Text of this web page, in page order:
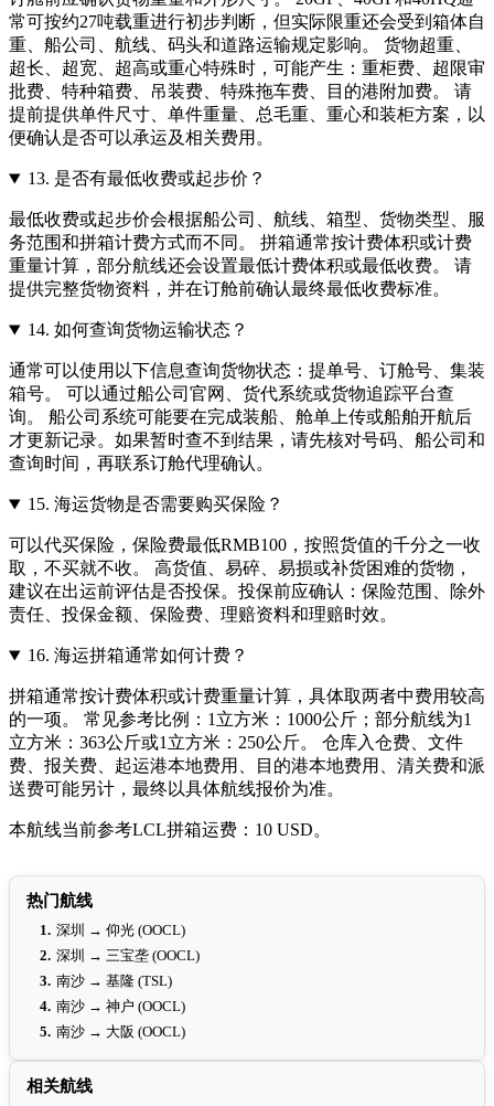
常可按约27吨载重进行初步判断，但实际限重还会受到箱体自
重、船公司、航线、码头和道路运输规定影响。 货物超重、
超长、超宽、超高或重心特殊时，可能产生：重柜费、超限审
批费、特种箱费、吊装费、特殊拖车费、目的港附加费。 请
提前提供单件尺寸、单件重量、总毛重、重心和装柜方案，以
便确认是否可以承运及相关费用。
13. 是否有最低收费或起步价？
最低收费或起步价会根据船公司、航线、箱型、货物类型、服
务范围和拼箱计费方式而不同。 拼箱通常按计费体积或计费
重量计算，部分航线还会设置最低计费体积或最低收费。 请
提供完整货物资料，并在订舱前确认最终最低收费标准。
14. 如何查询货物运输状态？
通常可以使用以下信息查询货物状态：提单号、订舱号、集装
箱号。 可以通过船公司官网、货代系统或货物追踪平台查
询。 船公司系统可能要在完成装船、舱单上传或船舶开航后
才更新记录。如果暂时查不到结果，请先核对号码、船公司和
查询时间，再联系订舱代理确认。
15. 海运货物是否需要购买保险？
可以代买保险，保险费最低RMB100，按照货值的千分之一收
取，不买就不收。 高货值、易碎、易损或补货困难的货物，
建议在出运前评估是否投保。投保前应确认：保险范围、除外
责任、投保金额、保险费、理赔资料和理赔时效。
16. 海运拼箱通常如何计费？
拼箱通常按计费体积或计费重量计算，具体取两者中费用较高
的一项。 常见参考比例：1立方米：1000公斤；部分航线为1
立方米：363公斤或1立方米：250公斤。 仓库入仓费、文件
费、报关费、起运港本地费用、目的港本地费用、清关费和派
送费可能另计，最终以具体航线报价为准。
本航线当前参考LCL拼箱运费：10 USD。
热门航线
1. 深圳 → 仰光 (OOCL)
2. 深圳 → 三宝垄 (OOCL)
3. 南沙 → 基隆 (TSL)
4. 南沙 → 神户 (OOCL)
5. 南沙 → 大阪 (OOCL)
相关航线